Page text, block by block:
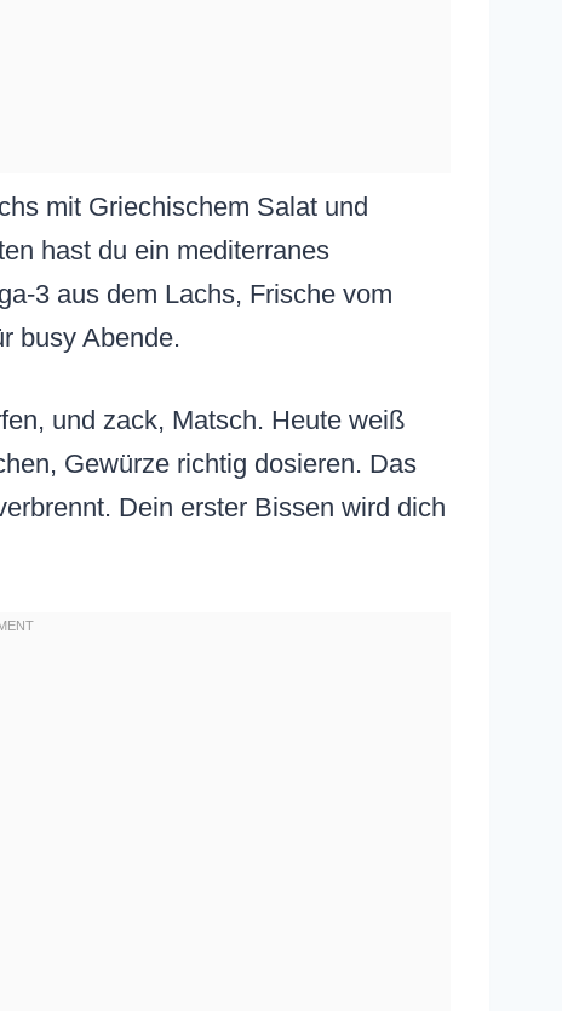
mit Griechischem Salat und
hast du ein mediterranes
3 aus dem Lachs, Frische vom
busy Abende.
und zack, Matsch. Heute weiß
Gewürze richtig dosieren. Das
Dein erster Bissen wird dich